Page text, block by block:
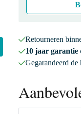
Retourneren
10 jaar garantie
Gegarandeerd de